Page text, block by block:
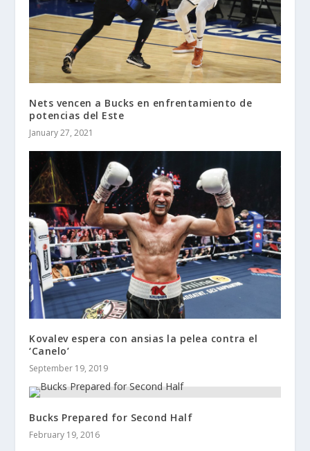
Nets vencen a Bucks en enfrentamiento de
potencias del Este
January 27, 2021
Kovalev espera con ansias la pelea contra el
‘Canelo’
September 19, 2019
Bucks Prepared for Second Half
February 19, 2016